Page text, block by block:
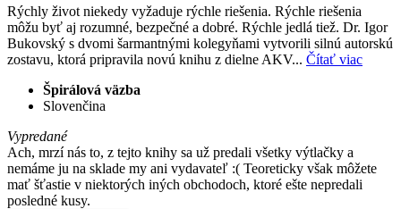
Rýchly život niekedy vyžaduje rýchle riešenia. Rýchle riešenia
môžu byť aj rozumné, bezpečné a dobré. Rýchle jedlá tiež. Dr. Igor
Bukovský s dvomi šarmantnými kolegyňami vytvorili silnú autorskú
zostavu, ktorá pripravila novú knihu z dielne AKV... Čítať viac
Špirálová väzba
Slovenčina
Vypredané
Ach, mrzí nás to, z tejto knihy sa už predali všetky výtlačky a
nemáme ju na sklade my ani vydavateľ :( Teoreticky však môžete
mať šťastie v niektorých iných obchodoch, ktoré ešte nepredali
posledné kusy.